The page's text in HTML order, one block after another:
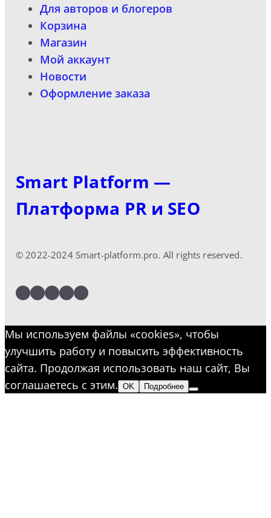
Для авторов и блогеров
Корзина
Магазин
Мой аккаунт
Новости
Оформление заказа
Smart Platform —
Платформа PR и SEO
© 2022-2024 Smart-platform.pro. All rights reserved.
LinkedIn
Facebook
Twitter
Instagram
YouTube
Мы используем файлы «cookies», чтобы
улучшить работу и повысить эффективность
сайта. Продолжая использовать наш сайт, Вы
соглашаетесь с этим. OK Подробнее